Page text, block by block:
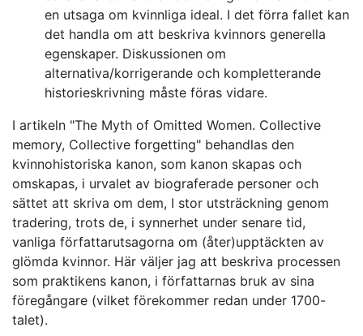
en utsaga om kvinnliga ideal. I det förra fallet kan
det handla om att beskriva kvinnors generella
egenskaper. Diskussionen om
alternativa/korrigerande och kompletterande
historieskrivning måste föras vidare.
I artikeln "The Myth of Omitted Women. Collective
memory, Collective forgetting" behandlas den
kvinnohistoriska kanon, som kanon skapas och
omskapas, i urvalet av biograferade personer och
sättet att skriva om dem, I stor utsträckning genom
tradering, trots de, i synnerhet under senare tid,
vanliga författarutsagorna om (åter)upptäckten av
glömda kvinnor. Här väljer jag att beskriva processen
som praktikens kanon, i författarnas bruk av sina
föregångare (vilket förekommer redan under 1700-
talet).